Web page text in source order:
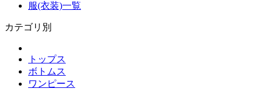
服(衣装)一覧
カテゴリ別
トップス
ボトムス
ワンピース